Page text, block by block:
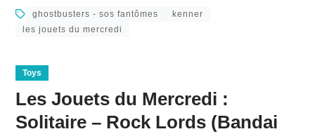
ghostbusters - sos fantômes
kenner
les jouets du mercredi
Toys
Les Jouets du Mercredi :
Solitaire – Rock Lords (Bandai